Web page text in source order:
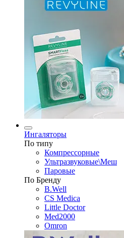
Ингаляторы
По типу
Компрессорные
Ультразвуковые\Меш
Паровые
По Бренду
B.Well
CS Medica
Little Doctor
Med2000
Omron